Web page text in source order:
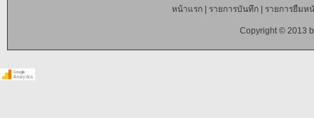
หน้าแรก| รายการบันทึก| รายการยืมห
Copyright © 2013